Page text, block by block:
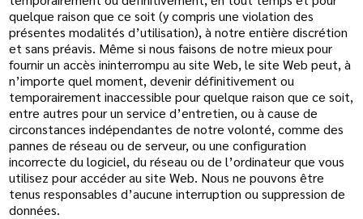
quelque raison que ce soit (y compris une violation des
présentes modalités d’utilisation), à notre entière discrétion
et sans préavis. Même si nous faisons de notre mieux pour
fournir un accès ininterrompu au site Web, le site Web peut, à
n’importe quel moment, devenir définitivement ou
temporairement inaccessible pour quelque raison que ce soit,
entre autres pour un service d’entretien, ou à cause de
circonstances indépendantes de notre volonté, comme des
pannes de réseau ou de serveur, ou une configuration
incorrecte du logiciel, du réseau ou de l’ordinateur que vous
utilisez pour accéder au site Web. Nous ne pouvons être
tenus responsables d’aucune interruption ou suppression de
données.